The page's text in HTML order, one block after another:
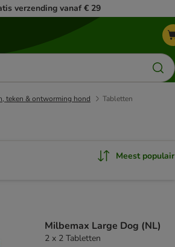
verzending vanaf € 29
teken & ontworming hond Tabletten
Meest populair
Milbemax Large Dog (NL)
2 x 2 Tabletten